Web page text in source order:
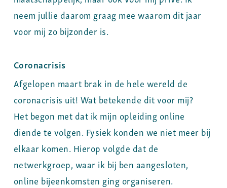
neem jullie daarom graag mee waarom dit jaar
voor mij zo bijzonder is.
Coronacrisis
Afgelopen maart brak in de hele wereld de
coronacrisis uit! Wat betekende dit voor mij?
Het begon met dat ik mijn opleiding online
diende te volgen. Fysiek konden we niet meer bij
elkaar komen. Hierop volgde dat de
netwerkgroep, waar ik bij ben aangesloten,
online bijeenkomsten ging organiseren.